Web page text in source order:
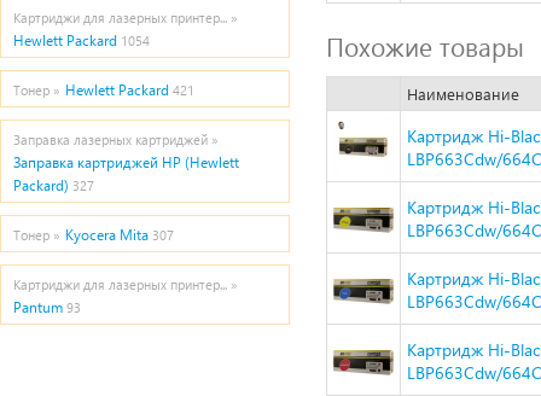
Картриджи для лазерных принтер... »
Hewlett Packard 1054
Тонер » Hewlett Packard 421
Заправка лазерных картриджей »
Заправка картриджей HP (Hewlett
Packard) 327
Тонер » Kyocera Mita 307
Картриджи для лазерных принтер... »
Pantum 93
Похожие товары
Наименование
Картридж Hi-
LBP663Cdw/
Картридж Hi-
LBP663Cdw/
Картридж Hi-
LBP663Cdw/
Картридж Hi-
LBP663Cdw/